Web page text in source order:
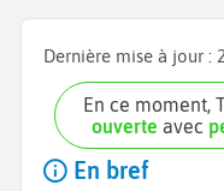
Dernière mise à jour :
En ce
ouverte avec
En bref